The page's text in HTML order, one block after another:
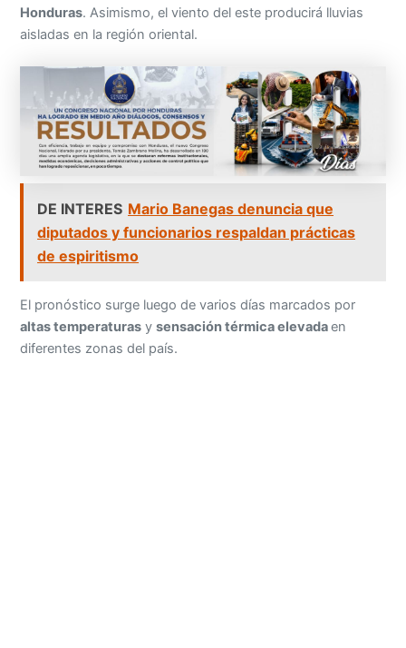
Honduras. Asimismo, el viento del este producirá lluvias
aisladas en la región oriental.
DE INTERES Mario Banegas denuncia que
diputados y funcionarios respaldan prácticas
de espiritismo
El pronóstico surge luego de varios días marcados por
altas temperaturas ysensación térmica elevadaen
diferentes zonas del país.